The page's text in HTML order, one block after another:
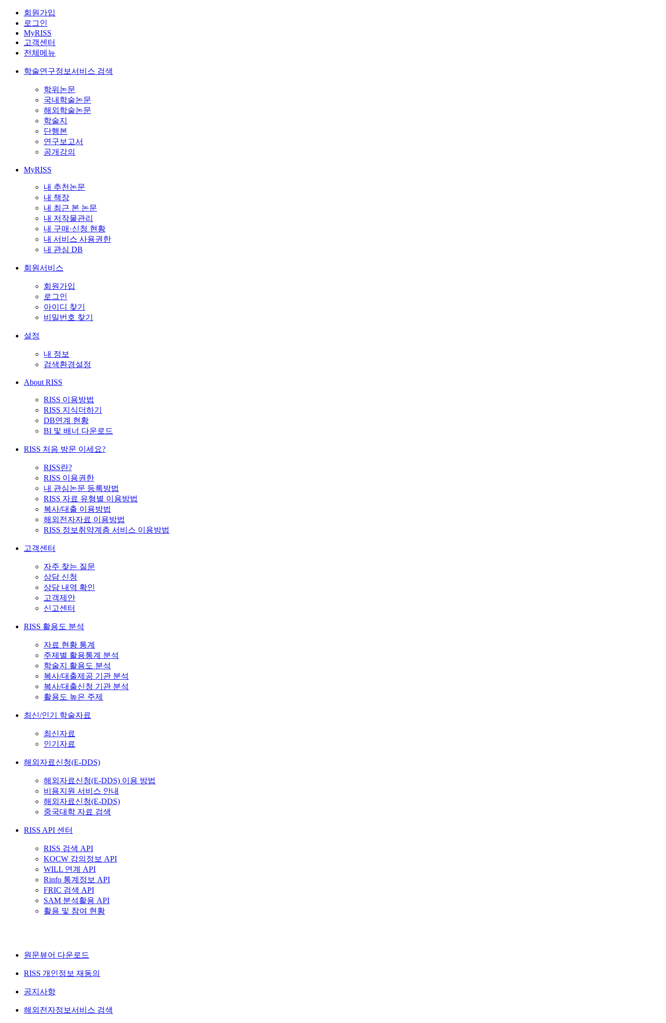
회원가입
로그인
MyRISS
고객센터
전체메뉴
학술연구정보서비스 검색
학위논문
국내학술논문
해외학술논문
학술지
단행본
연구보고서
공개강의
MyRISS
내 추천논문
내 책장
내 최근 본 논문
내 저작물관리
내 구매·신청 현황
내 서비스 사용권한
내 관심 DB
회원서비스
회원가입
로그인
아이디 찾기
비밀번호 찾기
설정
내 정보
검색환경설정
About RISS
RISS 이용방법
RISS 지식더하기
DB연계 현황
BI 및 배너 다운로드
RISS 처음 방문 이세요?
RISS란?
RISS 이용권한
내 관심논문 등록방법
RISS 자료 유형별 이용방법
복사/대출 이용방법
해외전자자료 이용방법
RISS 정보취약계층 서비스 이용방법
고객센터
자주 찾는 질문
상담 신청
상담 내역 확인
고객제안
신고센터
RISS 활용도 분석
자료 현황 통계
주제별 활용통계 분석
학술지 활용도 분석
복사/대출제공 기관 분석
복사/대출신청 기관 분석
활용도 높은 주제
최신/인기 학술자료
최신자료
인기자료
해외자료신청(E-DDS)
해외자료신청(E-DDS) 이용 방법
비용지원 서비스 안내
해외자료신청(E-DDS)
중국대학 자료 검색
RISS API 센터
RISS 검색 API
KOCW 강의정보 API
WILL 연계 API
Rinfo 통계정보 API
FRIC 검색 API
SAM 분석활용 API
활용 및 참여 현황
원문뷰어 다운로드
RISS 개인정보 재동의
공지사항
해외전자정보서비스 검색